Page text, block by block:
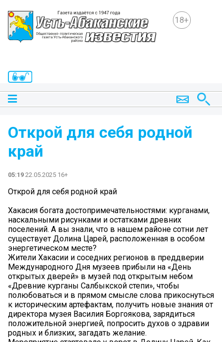
18+
Открой для себя родной
край
05:19 22.05.2025 16+
Открой для себя родной край
Хакасия богата достопримечательностями: курганами,
наскальными рисунками и остатками древних
поселений. А вы знали, что в нашем районе сотни лет
существует Долина Царей, расположенная в особом
энергетическом месте?
Жители Хакасии и соседних регионов в преддверии
Международного Дня музеев прибыли на «День
открытых дверей» в музей под открытым небом
«Древние курганы Салбыкской степи», чтобы
полюбоваться и в прямом смысле слова прикоснуться
к историческим артефактам, получить новые знания от
директора музея Василия Боргоякова, зарядиться
положительной энергией, попросить духов о здравии
родных и близких, загадать желание.